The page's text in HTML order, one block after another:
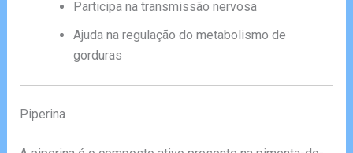
Participa na transmissão nervosa
Ajuda na regulação do metabolismo de
gorduras
Piperina